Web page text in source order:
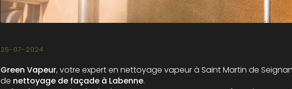
25-07-2024
Green Vapeur, votre expert en nettoyage vapeur à Saint Martin de
de nettoyage de façade à Labenne.